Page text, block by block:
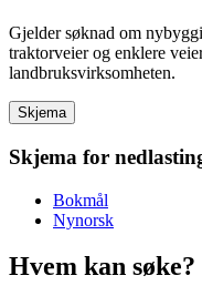
Gjelder søknad om
traktorveier og enklere
landbruksvirksomheten.
Skjema
Skjema for
Bokmål
Nynorsk
Hvem kan søke?